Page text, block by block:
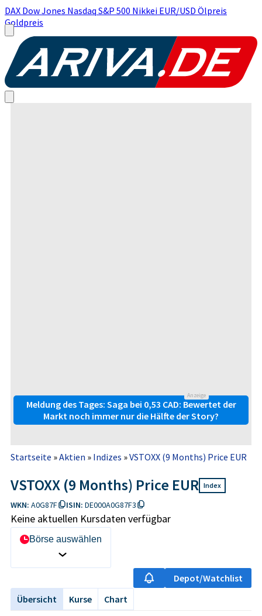
DAX Dow Jones Nasdaq S&P 500 Nikkei EUR/USD Ölpreis
Goldpreis
Anzeige
Meldung des Tages: Saga bei 0,53 CAD: Bewertet der
Markt noch immer nur die Hälfte der Story?
Startseite »Aktien » Indizes »VSTOXX (9 Months) Price EUR
VSTOXX (9 Months) Price EUR Index
WKN: A0G87F ISIN: DE000A0G87F3
Keine aktuellen Kursdaten verfügbar
Börse auswählen
Depot/Watchlist
Übersicht
Kurse Chart